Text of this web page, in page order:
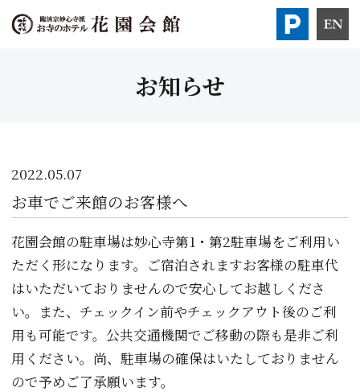
お知らせ
2022.05.07
お車でご来館のお客様へ
花園会館の駐車場は妙心寺第1・第2駐車場をご利用い
ただく形になります。ご宿泊されますお客様の駐車代
はいただいておりませんので安心してお越しくださ
い。また、チェックイン前やチェックアウト後のご利
用も可能です。公共交通機関でご移動の際も是非ご利
用ください。尚、駐車場の確保はいたしておりません
ので予めご了承願います。